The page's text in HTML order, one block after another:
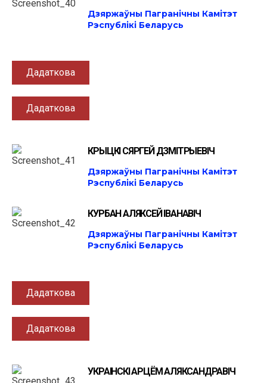
Дзяржаўны Пагранічны Камітэт
Рэспублікі Беларусь
Дадаткова
Дадаткова
КРЫЦКІ СЯРГЕЙ ДЗМІТРЫЕВІЧ
Дзяржаўны Пагранічны Камітэт
Рэспублікі Беларусь
КУРБАН АЛЯКСЕЙ ІВАНАВІЧ
Дзяржаўны Пагранічны Камітэт
Рэспублікі Беларусь
Дадаткова
Дадаткова
УКРАІНСКІ АРЦЁМ АЛЯКСАНДРАВІЧ